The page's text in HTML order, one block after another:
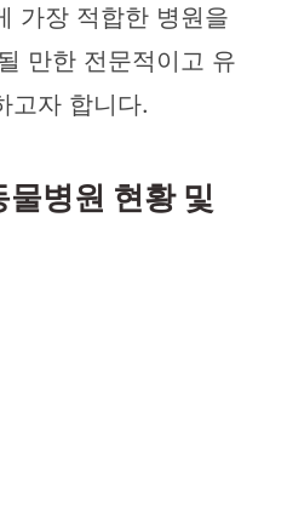
가장 적합한 병원을
만한 전문적이고 유
고자 합니다.
병원 현황 및